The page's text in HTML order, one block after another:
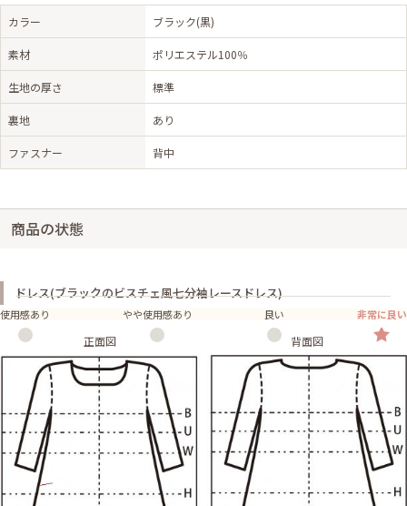
カラー ブラック(黒)
素材 ポリエステル100％
生地の厚さ 標準
裏地 あり
ファスナー 背中
商品の状態
ドレス(ブラックのビスチェ風七分袖レースドレス)
使用感あり やや使用感あり 良い 非常に良い
正面図 背面図